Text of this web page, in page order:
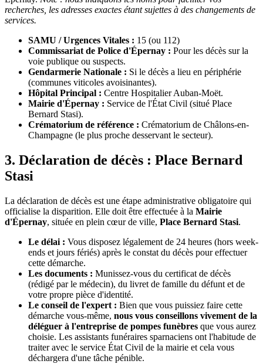
recherches, les adresses exactes étant sujettes à des changements de
services.
SAMU / Urgences Vitales : 15 (ou 112)
Commissariat de Police d'Épernay : Pour les décès sur la
voie publique ou suspects.
Gendarmerie Nationale : Si le décès a lieu en périphérie
(communes viticoles avoisinantes).
Hôpital Principal : Centre Hospitalier Auban-Moët.
Mairie d'Épernay : Service de l'État Civil (situé Place
Bernard Stasi).
Crématorium de référence : Crématorium de Châlons-en-
Champagne (le plus proche desservant le secteur).
3. Déclaration de décès : Place Bernard
Stasi
La déclaration de décès est une étape administrative obligatoire qui
officialise la disparition. Elle doit être effectuée à la Mairie
d'Épernay, située en plein cœur de ville, Place Bernard Stasi.
Le délai : Vous disposez légalement de 24 heures (hors week-
ends et jours fériés) après le constat du décès pour effectuer
cette démarche.
Les documents : Munissez-vous du certificat de décès
(rédigé par le médecin), du livret de famille du défunt et de
votre propre pièce d'identité.
Le conseil de l'expert : Bien que vous puissiez faire cette
démarche vous-même, nous vous conseillons vivement de la
déléguer à l'entreprise de pompes funèbres que vous aurez
choisie. Les assistants funéraires sparnaciens ont l'habitude de
traiter avec le service État Civil de la mairie et cela vous
déchargera d'une tâche pénible.